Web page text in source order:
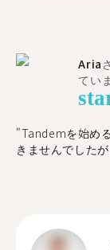
Aria
てい
"​​Tandemを始め
きませんでした